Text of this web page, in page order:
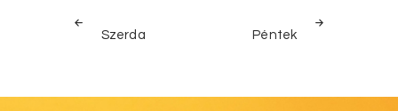
Bejegyzés
navigáció
POST
Szerda
NEXT
POST
Péntek